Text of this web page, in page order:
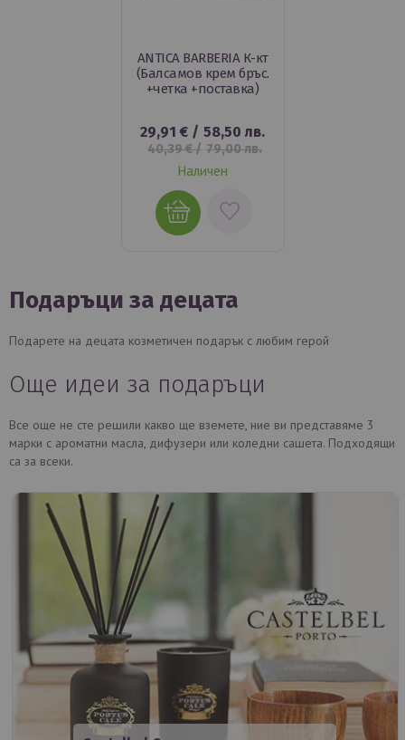
ANTICA BARBERIA К-кт
(Балсамов крем бръс.
+четка +поставка)
29,91 € / 58,50 лв.
40,39 €/ 79,00 лв.
Наличен
Подаръци за децата
Подарете на децата козметичен подарък с любим герой
Още идеи за подаръци
Все още не сте решили какво ще вземете, ние ви представяме 3
марки с ароматни масла, дифузери или коледни сашета. Подходящи
са за всеки.